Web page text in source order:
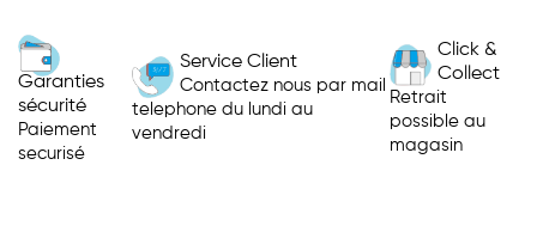
Garanties
sécurité
Paiement
securisé
Service Client
Contactez nous par mail
telephone du lundi au
vendredi
Click &
Collect
Retrait
possible au
magasin